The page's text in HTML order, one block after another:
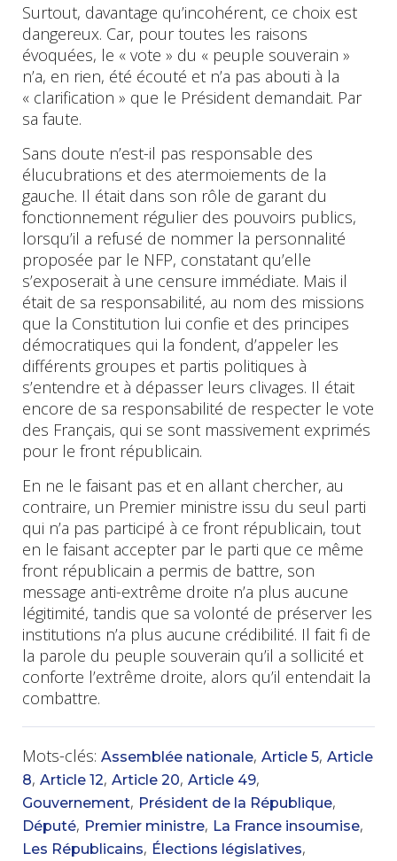
Surtout, davantage qu’incohérent, ce choix est
dangereux. Car, pour toutes les raisons
évoquées, le « vote » du « peuple souverain »
n’a, en rien, été écouté et n’a pas abouti à la
« clarification » que le Président demandait. Par
sa faute.
Sans doute n’est-il pas responsable des
élucubrations et des atermoiements de la
gauche. Il était dans son rôle de garant du
fonctionnement régulier des pouvoirs publics,
lorsqu’il a refusé de nommer la personnalité
proposée par le NFP, constatant qu’elle
s’exposerait à une censure immédiate. Mais il
était de sa responsabilité, au nom des missions
que la Constitution lui confie et des principes
démocratiques qui la fondent, d’appeler les
différents groupes et partis politiques à
s’entendre et à dépasser leurs clivages. Il était
encore de sa responsabilité de respecter le vote
des Français, qui se sont massivement exprimés
pour le front républicain.
En ne le faisant pas et en allant chercher, au
contraire, un Premier ministre issu du seul parti
qui n’a pas participé à ce front républicain, tout
en le faisant accepter par le parti que ce même
front républicain a permis de battre, son
message anti-extrême droite n’a plus aucune
légitimité, tandis que sa volonté de préserver les
institutions n’a plus aucune crédibilité. Il fait fi de
la parole du peuple souverain qu’il a sollicité et
conforte l’extrême droite, alors qu’il entendait la
combattre.
Mots-clés: Assemblée nationale, Article 5, Article
8, Article 12, Article 20, Article 49,
Gouvernement, Président de la République,
Député, Premier ministre, La France insoumise,
Les Républicains, Élections législatives,